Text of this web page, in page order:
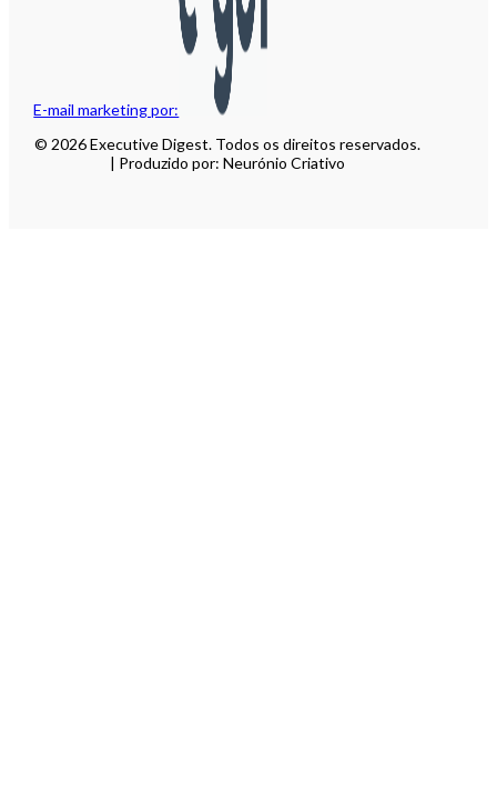
E-mail marketing por:
© 2026 Executive Digest. Todos os direitos reservados.
| Produzido por: Neurónio Criativo